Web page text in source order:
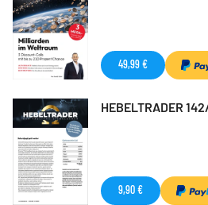
49,99 €
HEBELTRADER
9,90 €